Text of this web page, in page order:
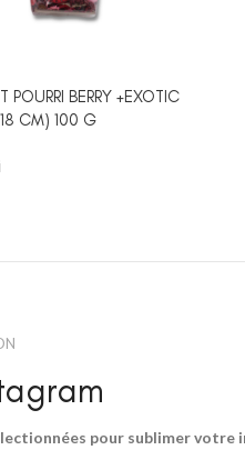
POURRI BERRY +EXOTIC
CM) 100 G
pour sublimer votre